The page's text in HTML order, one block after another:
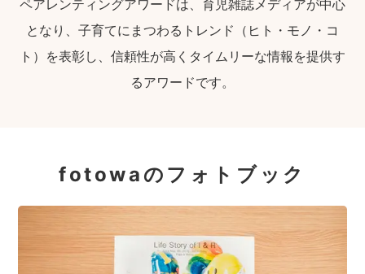
ペアレンティングアワードは、育児雑誌メディアが中心
となり、子育てにまつわるトレンド（ヒト・モノ・コ
ト）を表彰し、信頼性が高くタイムリーな情報を提供す
るアワードです。
fotowaのフォトブック